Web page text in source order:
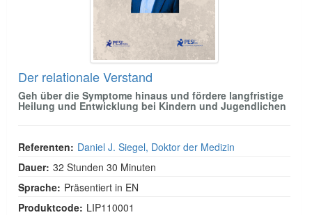
Der relationale Verstand
Geh über die Symptome hinaus und fördere langfristige
Heilung und Entwicklung bei Kindern und Jugendlichen
Referenten: Daniel J. Siegel, Doktor der Medizin
Dauer: 32 Stunden 30 Minuten
Sprache: Präsentiert in EN
Produktcode: LIP110001